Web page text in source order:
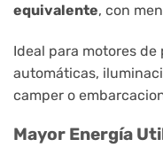
equivalente, con
Ideal para motores
automáticas,
camper o
Mayor Energía